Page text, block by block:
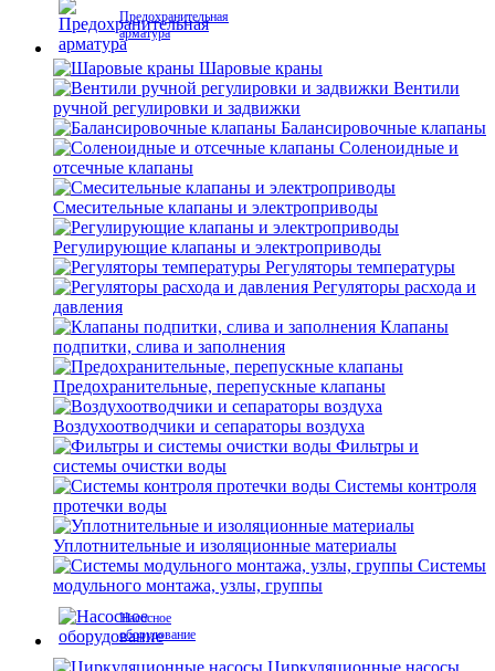
Предохранительная
арматура
Шаровые краны
Вентили
ручной регулировки и задвижки
Балансировочные клапаны
Соленоидные и
отсечные клапаны
Смесительные клапаны и электроприводы
Регулирующие клапаны и электроприводы
Регуляторы температуры
Регуляторы расхода и
давления
Клапаны
подпитки, слива и заполнения
Предохранительные, перепускные клапаны
Воздухоотводчики и сепараторы воздуха
Фильтры и
системы очистки воды
Системы контроля
протечки воды
Уплотнительные и изоляционные материалы
Системы
модульного монтажа, узлы, группы
Насосное
оборудование
Циркуляционные насосы